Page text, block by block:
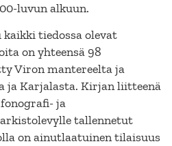
luvun alkuun.
tiedossa olevat
on yhteensä 98
Viron mantereelta ja
ja Karjalasta. Kirjan liitteenä
ja
tallennetut
on ainutlaatuinen tilaisuus